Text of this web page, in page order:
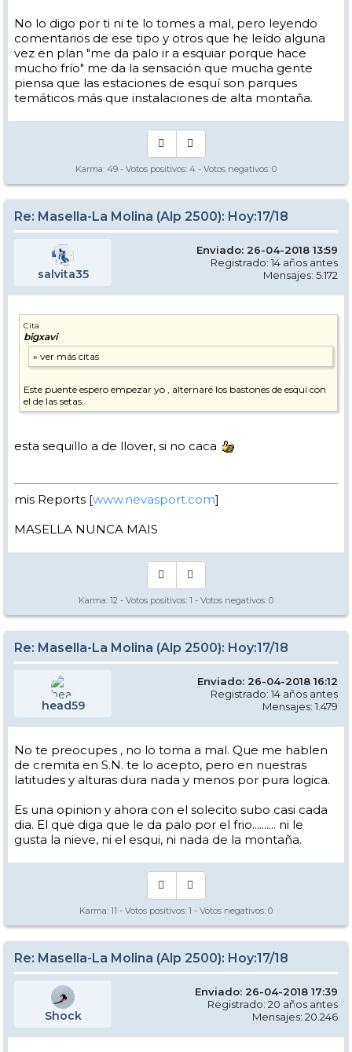
Un saludo.
No lo digo por ti ni te lo tomes a mal, pero leyendo
comentarios de ese tipo y otros que he leído alguna
vez en plan "me da palo ir a esquiar porque hace
mucho frío" me da la sensación que mucha gente
piensa que las estaciones de esquí son parques
temáticos más que instalaciones de alta montaña.
Karma: 49 - Votos positivos: 4 - Votos negativos: 0
Re: Masella-La Molina (Alp 2500): Hoy:17/18
salvita35
Enviado: 26-04-2018 13:59
Registrado: 14 años antes
Mensajes: 5.172
Cita
bigxavi
Este puente espero empezar yo , alternaré los bastones de esquí con
el de las setas.
esta sequillo a de llover, si no caca
mis Reports [www.nevasport.com]
MASELLA NUNCA MAIS
Karma: 12 - Votos positivos: 1 - Votos negativos: 0
Re: Masella-La Molina (Alp 2500): Hoy:17/18
head59
Enviado: 26-04-2018 16:12
Registrado: 14 años antes
Mensajes: 1.479
No te preocupes , no lo toma a mal. Que me hablen
de cremita en S.N. te lo acepto, pero en nuestras
latitudes y alturas dura nada y menos por pura logica.
Es una opinion y ahora con el solecito subo casi cada
dia. El que diga que le da palo por el frio.......... ni le
gusta la nieve, ni el esqui, ni nada de la montaña.
Karma: 11 - Votos positivos: 1 - Votos negativos: 0
Re: Masella-La Molina (Alp 2500): Hoy:17/18
Shock
Enviado: 26-04-2018 17:39
Registrado: 20 años antes
Mensajes: 20.246